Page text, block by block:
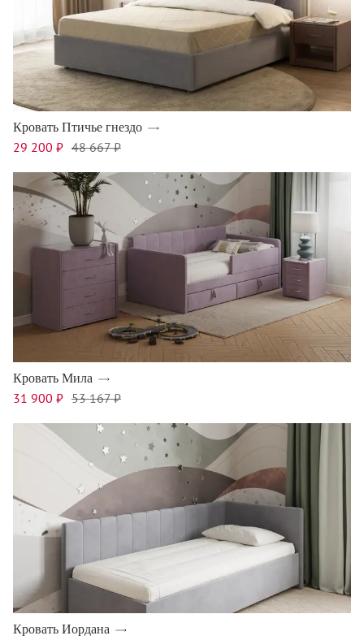
Кровать Птичье гнездо
29 200 ₽ 48 667 ₽
Кровать Мила
31 900 ₽ 53 167 ₽
Кровать Иордана